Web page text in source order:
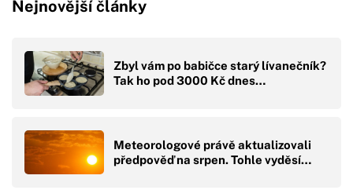
Nejnovější články
Zbyl vám po babičce starý lívanečník?
Tak ho pod 3000 Kč dnes…
Meteorologové právě aktualizovali
předpověď na srpen. Tohle vyděsí…